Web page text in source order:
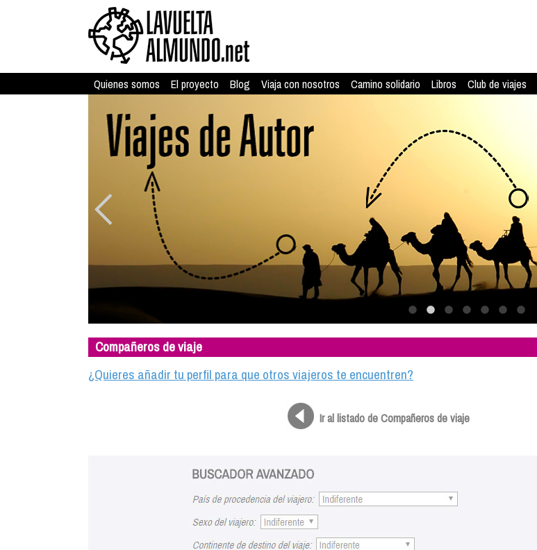
Quienes somos El proyecto Blog Viaja con nosotros Camino solidario Libros Club de viajes
Compañeros de viaje
¿Quieres añadir tu perfil para que otros viajeros te encuentren?
Ir al listado de Compañeros de viaje